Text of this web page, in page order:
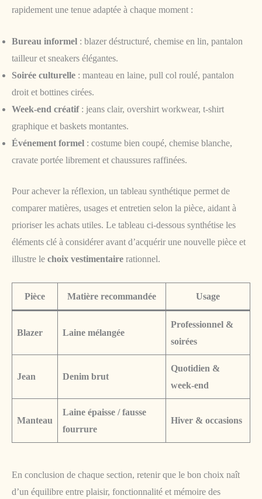
rapidement une tenue adaptée à chaque moment :
Bureau informel : blazer déstructuré, chemise en lin, pantalon
tailleur et sneakers élégantes.
Soirée culturelle : manteau en laine, pull col roulé, pantalon
droit et bottines cirées.
Week-end créatif: jeans clair, overshirt workwear, t-shirt
graphique et baskets montantes.
Événement formel : costume bien coupé, chemise blanche,
cravate portée librement et chaussures raffinées.
Pour achever la réflexion, un tableau synthétique permet de
comparer matières, usages et entretien selon la pièce, aidant à
prioriser les achats utiles. Le tableau ci-dessous synthétise les
éléments clé à considérer avant d’acquérir une nouvelle pièce et
illustre le choix vestimentaire rationnel.
Pièce Matière recommandée Usage
Blazer Laine mélangée
Professionnel &
soirées
Jean Denim brut
Quotidien &
week-end
Manteau
Laine épaisse / fausse
fourrure
Hiver & occasions
En conclusion de chaque section, retenir que le bon choix naît
d’un équilibre entre plaisir, fonctionnalité et mémoire des